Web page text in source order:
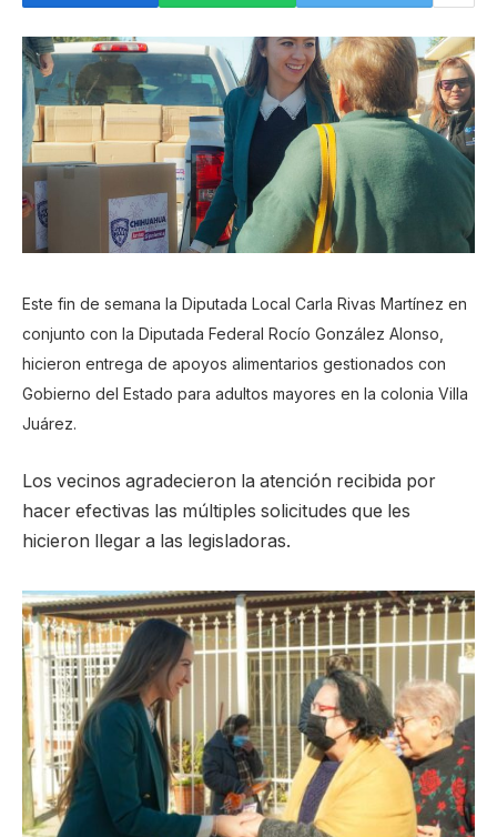
Este fin de semana la Diputada Local Carla Rivas Martínez en
conjunto con la Diputada Federal Rocío González Alonso,
hicieron entrega de apoyos alimentarios gestionados con
Gobierno del Estado para adultos mayores en la colonia Villa
Juárez.
Los vecinos agradecieron la atención recibida por
hacer efectivas las múltiples solicitudes que les
hicieron llegar a las legisladoras.